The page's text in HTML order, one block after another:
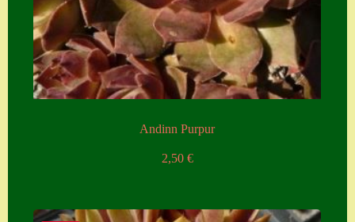
Andinn Purpur
2,50 €